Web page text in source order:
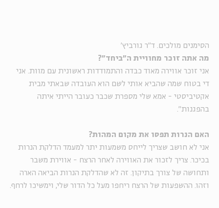
הסימנים מולכים. ד"ר גורביץ'
מה אתה זוכר מחוויית ה"ביחד"?
אני זוכר אווירה מאוד כבדה והתמודדות ראשונית עם מוות. אני
די בטוח שמה שהביא אותי לשם הוא העובדה שבאתי מבית
אקטיביסטי - אמא שלי מספרת שכבר כעובר הייתי איתה
בהפגנות".
האם הנרות תפסו את מקום המהות?
אני לא חושב שצריך לייחס משמעות יתר למעמד הדלקת הנרות
בכיכר. צריך לזכור את האווירה לאחר הרצח - אווירת משבר
ותחושה של צורך בתיקון. זה לא שהדלקת הנרות הביאה הארה
וזהו. ההשפעות של הרצח ריחפו מעל כל הדור שלי, וימשיכו לרחף.